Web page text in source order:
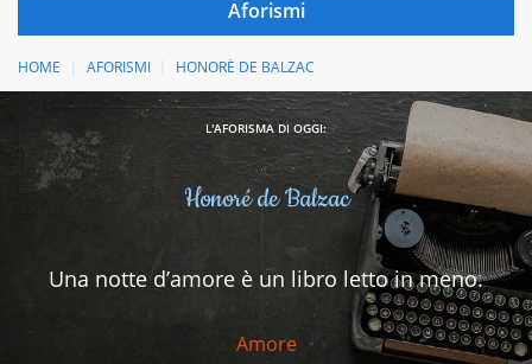
HOME AFORISMI HONORÉ DE BALZAC
L'AFORISMA DI OGGI:
Honoré de Balzac
Una notte d’amore è un libro letto in meno.
Amore